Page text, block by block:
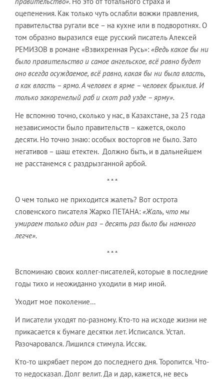
оцепенения. Как только чуть ослабли вожжи правления,
правительства ругали все – на кухне или в подворотнях. О
том образно выразился еще русский писатель Алексей
РЕМИЗОВ в романе «Взвихренная Русь»: «Ведь какое бы ни
было правительство и самое ангельское, всё равно будет
оно всегда осуждаемое, всё равно, какая бы ни была власть,
а как власть – ярмо. А человек в ярме – человек брыклив. И
только закоренелый раб и скот рад узде – ярму».
Не вспомню точно, сколько у нас, в Казахстане, за 23 года
независимости было правительств – кажется, около
десяти. Но точно знаю: особых восторгов не было. Зато
негативов – шаш етектен. Должно быть, и в дальнейшем
не расстанемся с раздрызганной арбой.
* * *
О чем только не приходится жалеть? Вот острота
словенского писателя Жарко ПЕТАНА: «Жаль, что мы
умираем только один раз – десять раз было бы намного
легче».
* * *
Вспоминаю своих коллег-писателей, которые в последние
годы тихо и неожиданно уходили в мир иной.
Уходит мое поколение…
И писатели уходят по-разному. Кто-то на исходе жизни не
прикасается к бумаге десятки лет. Исписался. Устал.
Разочаровался. Лишился стимула. Иссяк.
Кто-то шкрябает пером до последнего дня. Торопится. Что-
то недосказал. Долг велит. Да и дар, кажется, не весь